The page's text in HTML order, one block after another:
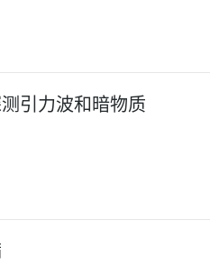
引力波和暗物质